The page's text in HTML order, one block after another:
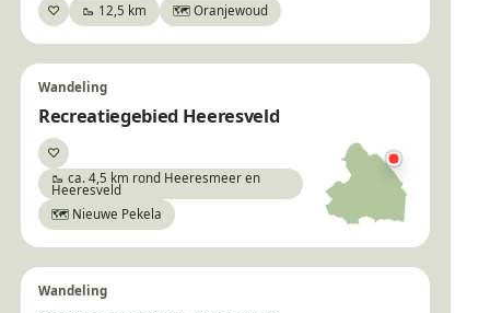
♡Bewaar🥾 12,5 km 🗺️ Oranjewoud
Wandeling
Recreatiegebied Heeresveld
♡Bewaar
🥾 ca. 4,5 km rond Heeresmeer en
Heeresveld
🗺️ Nieuwe Pekela
Wandeling